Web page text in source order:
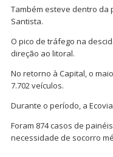
Também esteve dentro da
Santista.
O pico de tráfego na
direção ao litoral.
No retorno à Capital, o
7.702 veículos.
Durante o período, a
Foram 874 casos de
necessidade de socorro